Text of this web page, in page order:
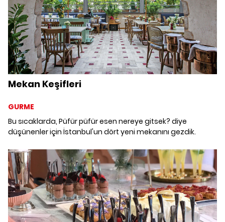
Mekan Keşifleri
GURME
Bu sıcaklarda, Püfür püfür esen nereye gitsek? diye
düşünenler için İstanbul'un dört yeni mekanını gezdik.